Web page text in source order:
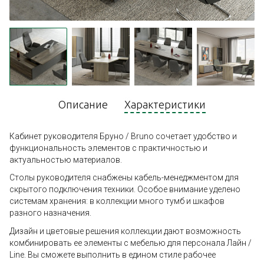
Описание Характеристики
Кабинет руководителя Бруно / Bruno сочетает удобство и
функциональность элементов с практичностью и
актуальностью материалов.
Столы руководителя снабжены кабель-менеджментом для
скрытого подключения техники. Особое внимание уделено
системам хранения: в коллекции много тумб и шкафов
разного назначения.
Дизайн и цветовые решения коллекции дают возможность
комбинировать ее элементы с мебелью для персонала Лайн /
Line. Вы сможете выполнить в едином стиле рабочее